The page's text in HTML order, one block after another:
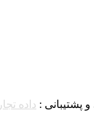
: داده